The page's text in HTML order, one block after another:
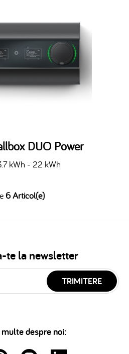
DUO Power
kWh - 22 kWh
6 Articol(e)
te la newsletter
TRIMITERE
despre noi: